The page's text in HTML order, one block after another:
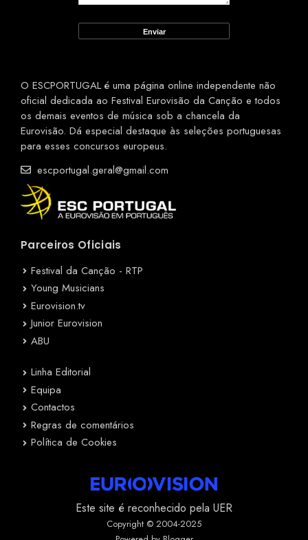
O ESCPORTUGAL é uma página online independente não
oficial dedicada ao Festival Eurovisão da Canção e todos
os demais eventos de música sob a chancela da
Eurovisão. Dá especial destaque às seleções portuguesas
para esses concursos europeus.
escportugal.geral@gmail.com
Parceiros Oficiais
Festival da Canção - RTP
Young Musicians
Eurovision.tv
Junior Eurovision
ABU
Linha Editorial
Equipa
Contactos
Regras de comentários
Política de Cookies
Este site é reconhecido pela UER
Copyright © 2004-2025